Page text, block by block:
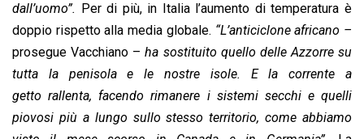
dall’uomo”. Per di più, in Italia l’aumento di temperatura è
doppio rispetto alla media globale. “L’anticiclone africano –
prosegue Vacchiano – ha sostituito quello delle Azzorre su
tutta la penisola e le nostre isole. E la corrente a
getto rallenta, facendo rimanere i sistemi secchi e quelli
piovosi più a lungo sullo stesso territorio, come abbiamo